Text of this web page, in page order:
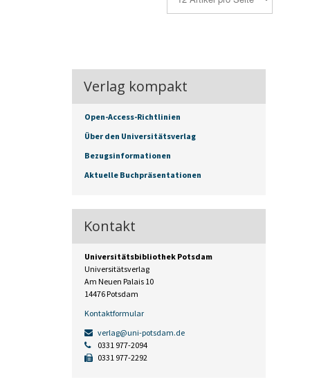
Verlag kompakt
Open-Access-Richtlinien
Über den Universitätsverlag
Bezugsinformationen
Aktuelle Buchpräsentationen
Kontakt
Universitätsbibliothek Potsdam
Universitätsverlag
Am Neuen Palais 10
14476 Potsdam
Kontaktformular
verlag@uni-potsdam.de
0331 977-2094
0331 977-2292